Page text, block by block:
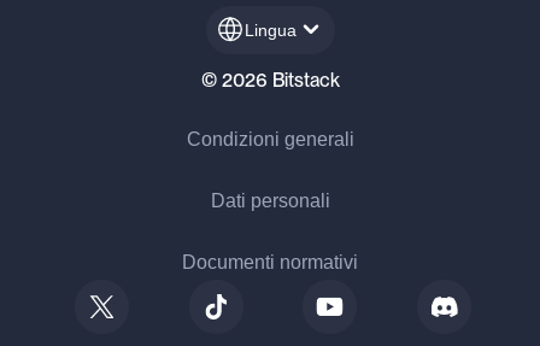
Lingua
© 2026 Bitstack
Condizioni generali
Dati personali
Documenti normativi